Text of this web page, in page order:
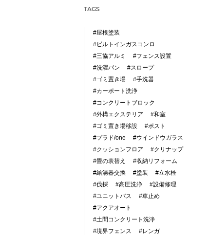
TAGS
#屋根塗装
#ビルトインガスコンロ
#三協アルミ
#フェンス設置
#洗濯パン
#スロープ
#ゴミ置き場
#手洗器
#カーポート洗浄
#コンクリートブロック
#外構エクステリア
#和室
#ゴミ置き場移設
#ポスト
#プラド/one
#ウインドウガラス
#クッションフロア
#クリナップ
#畳の表替え
#収納リフォーム
#給湯器交換
#塗装
#立水栓
#伐採
#高圧洗浄
#設備修理
#ユニットバス
#車止め
#アクアオート
#土間コンクリート洗浄
#境界フェンス
#レンガ